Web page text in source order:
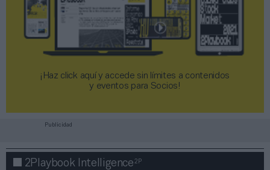
¡Haz click aquí y accede sin límites a contenidos
y eventos para Socios!​​​​​​​
Publicidad
2Playbook Intelligence2P